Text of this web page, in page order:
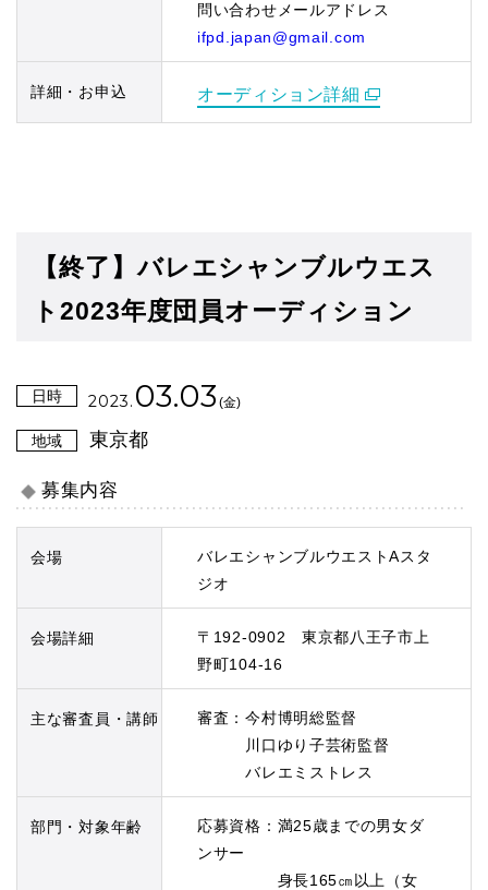
問い合わせメールアドレス
ifpd.japan@gmail.com
詳細・お申込 オーディション詳細
【終了】バレエシャンブルウエス
ト2023年度団員オーディション
日時 2023. 03.03 (金)
地域 東京都
募集内容
会場
バレエシャンブルウエストAスタ
ジオ
会場詳細
〒192-0902 東京都八王子市上
野町104-16
主な審査員・講師
審査：今村博明総監督
川口ゆり子芸術監督
バレエミストレス
部門・対象年齢
応募資格：満25歳までの男女ダ
ンサー
身長165㎝以上（女